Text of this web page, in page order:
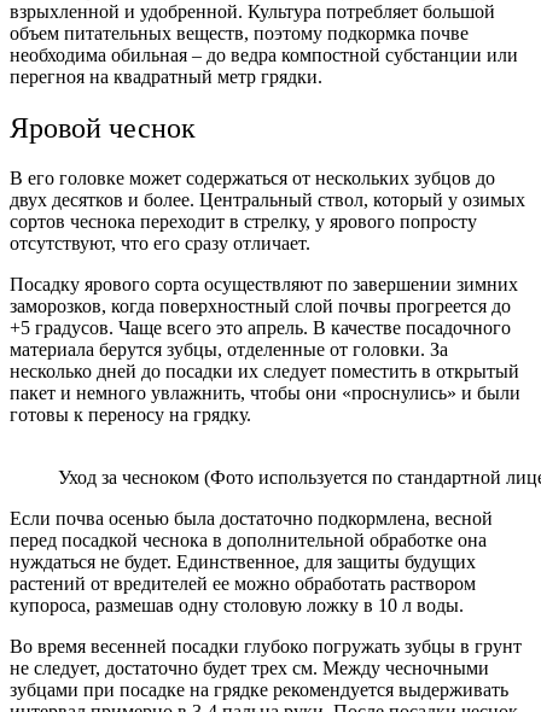
взрыхленной и удобренной. Культура потребляет большой
объем питательных веществ, поэтому подкормка почве
необходима обильная – до ведра компостной субстанции или
перегноя на квадратный метр грядки.
Яровой чеснок
В его головке может содержаться от нескольких зубцов до
двух десятков и более. Центральный ствол, который у озимых
сортов чеснока переходит в стрелку, у ярового попросту
отсутствуют, что его сразу отличает.
Посадку ярового сорта осуществляют по завершении зимних
заморозков, когда поверхностный слой почвы прогреется до
+5 градусов. Чаще всего это апрель. В качестве посадочного
материала берутся зубцы, отделенные от головки. За
несколько дней до посадки их следует поместить в открытый
пакет и немного увлажнить, чтобы они «проснулись» и были
готовы к переносу на грядку.
Уход за чесноком (Фото используется по стандартной
Если почва осенью была достаточно подкормлена, весной
перед посадкой чеснока в дополнительной обработке она
нуждаться не будет. Единственное, для защиты будущих
растений от вредителей ее можно обработать раствором
купороса, размешав одну столовую ложку в 10 л воды.
Во время весенней посадки глубоко погружать зубцы в грунт
не следует, достаточно будет трех см. Между чесночными
зубцами при посадке на грядке рекомендуется выдерживать